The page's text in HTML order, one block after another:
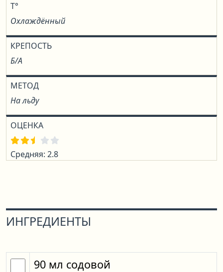
T°
Охлаждённый
КРЕПОСТЬ
Б/А
МЕТОД
На льду
ОЦЕНКА
Средняя: 2.8
ИНГРЕДИЕНТЫ
90 мл содовой